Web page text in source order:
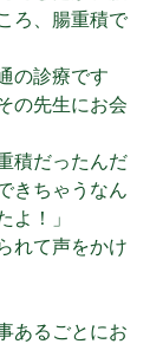
ろ、腸重積で
の診療です
の先生にお会
積だったんだ
きちゃうなん
よ！」
れて声をかけ
あるごとにお